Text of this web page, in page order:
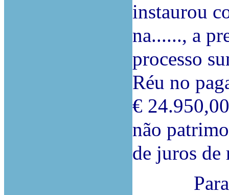
instaurou
na......, a
processo
Réu no
€
não
de juros de
Para